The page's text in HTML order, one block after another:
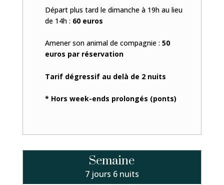
Départ plus tard le dimanche à 19h au lieu
de 14h : 60 euros
Amener son animal de compagnie : 50
euros par réservation
Tarif dégressif au delà de 2 nuits
* Hors week-ends prolongés (ponts)
Semaine
7 jours 6 nuits